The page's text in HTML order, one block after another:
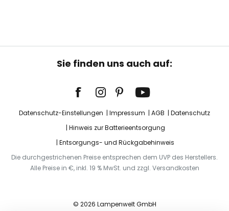
Sie finden uns auch auf:
Datenschutz-Einstellungen Impressum AGB
Datenschutz
Hinweis zur Batterieentsorgung
Entsorgungs- und Rückgabehinweis
Die durchgestrichenen Preise entsprechen dem UVP des Herstellers.
Alle Preise in €, inkl. 19 % MwSt. und zzgl. Versandkosten
© 2026 Lampenwelt GmbH